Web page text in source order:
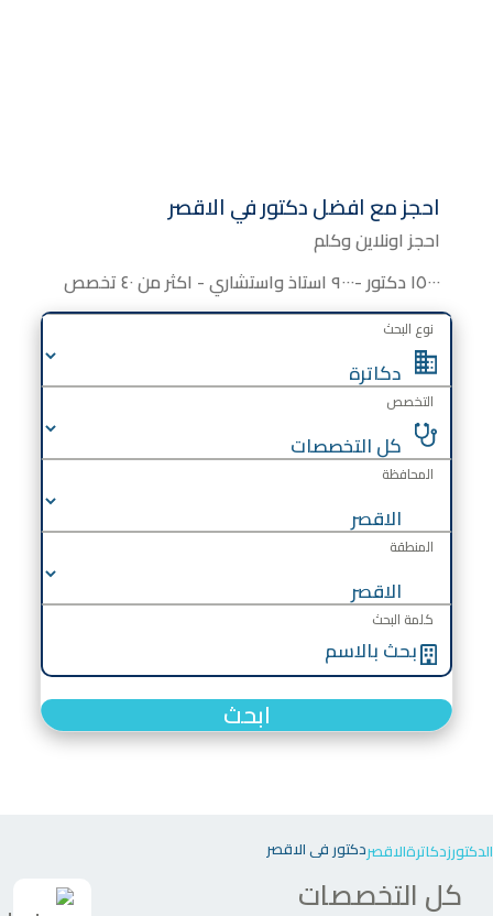
احجز مع افضل دكتور في الاقصر
احجز اونلاين وكلم
١٥٠٠٠ دكتور -٩٠٠٠ استاذ واستشاري - اكثر من ٤٠ تخصص
نوع البحث
التخصص
المحافظة
المنطقة
كلمة البحث
ابحث
الدكتورزدكاترةالاقصردكتور في الاقصر
كل التخصصات